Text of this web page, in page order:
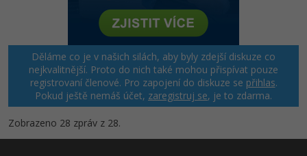
Děláme co je v našich silách, aby byly zdejší diskuze co
nejkvalitnější. Proto do nich také mohou přispívat pouze
registrovaní členové. Pro zapojení do diskuze se přihlas.
Pokud ještě nemáš účet, zaregistruj se, je to zdarma.
Zobrazeno 28 zpráv z 28.